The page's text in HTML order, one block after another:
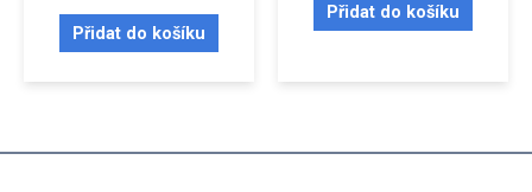
Přidat do košíku
Přidat do košíku